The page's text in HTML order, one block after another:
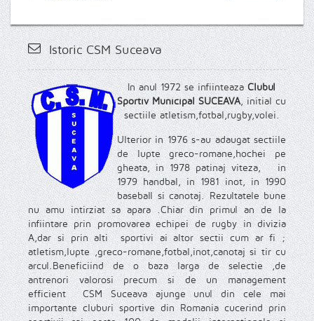
Istoric CSM Suceava
In anul 1972 se infiinteazaClubul
Sportiv Municipal SUCEAVA, initial cu
sectiile atletism,fotbal,rugby,volei.
Ulterior in 1976 s-au adaugat sectiile
de lupte greco-romane,hochei pe
gheata, in 1978 patinaj viteza, in
1979 handbal, in 1981 inot, in 1990
baseball si canotaj. Rezultatele bune
nu amu intirziat sa apara .Chiar din primul an de la
infiintare prin promovarea echipei de rugby in divizia
A,dar si prin alti sportivi ai altor sectii cum ar fi ;
atletism,lupte ,greco-romane,fotbal,inot,canotaj si tir cu
arcul.Beneficiind de o baza larga de selectie ,de
antrenori valorosi precum si de un management
efficient CSM Suceava ajunge unul din cele mai
importante cluburi sportive din Romania cucerind prin